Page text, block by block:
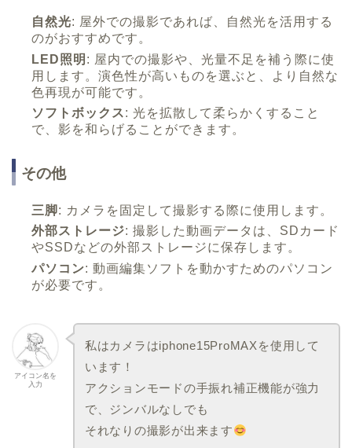
自然光: 屋外での撮影であれば、自然光を活用する
のがおすすめです。
LED照明 : 屋内での撮影や、光量不足を補う際に使
用します。演色性が高いものを選ぶと、より自然な
色再現が可能です。
ソフトボックス: 光を拡散して柔らかくすること
で、影を和らげることができます。
その他
三脚: カメラを固定して撮影する際に使用します。
外部ストレージ: 撮影した動画データは、SDカード
やSSDなどの外部ストレージに保存します。
パソコン: 動画編集ソフトを動かすためのパソコン
が必要です。
アイコン名を
入力
私はカメラはiphone15ProMAXを使用して
います！
アクションモードの手振れ補正機能が強力
で、ジンバルなしでも
それなりの撮影が出来ます